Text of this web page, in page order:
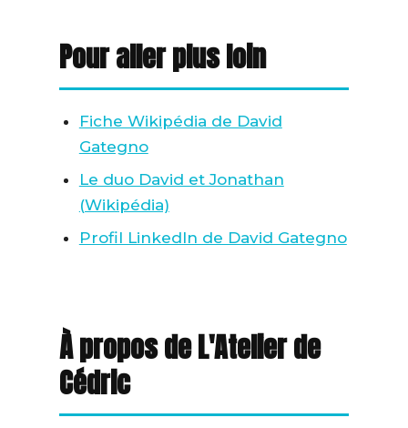
Pour aller plus loin
Fiche Wikipédia de David
Gategno
Le duo David et Jonathan
(Wikipédia)
Profil LinkedIn de David Gategno
À propos de L'Atelier de
Cédric